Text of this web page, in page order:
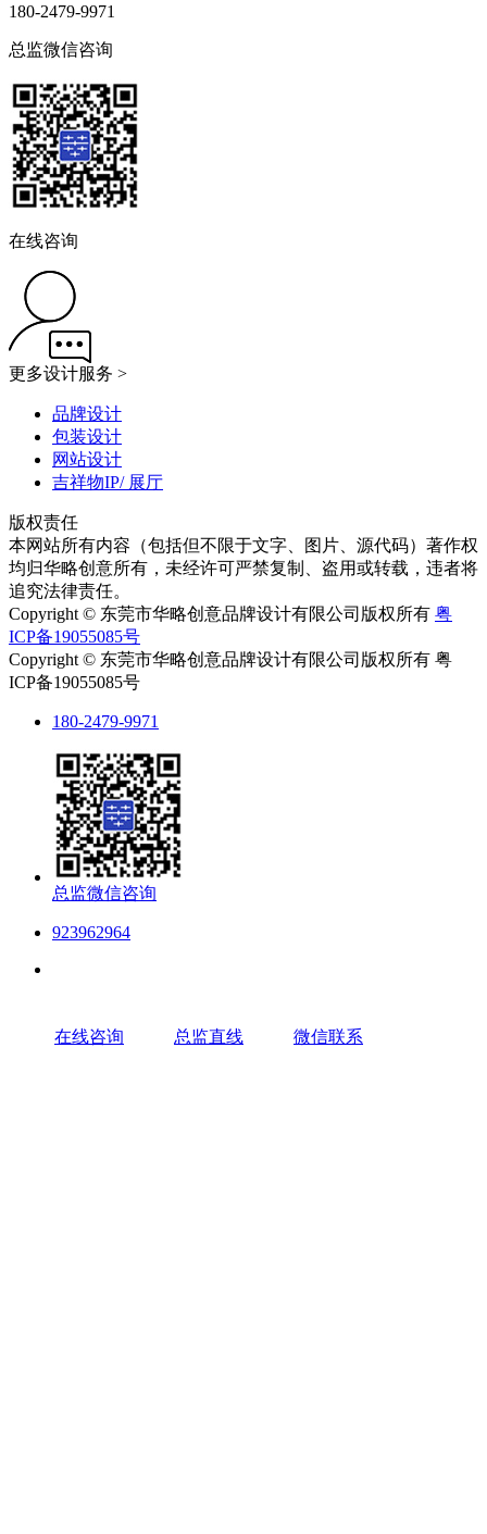
180-2479-9971
总监微信咨询
在线咨询
更多设计服务 >
品牌设计
包装设计
网站设计
吉祥物IP/ 展厅
版权责任
本网站所有内容（包括但不限于文字、图片、源代码）著作权
均归华略创意所有，未经许可严禁复制、盗用或转载，违者将
追究法律责任。
Copyright © 东莞市华略创意品牌设计有限公司版权所有 粤
ICP备19055085号
Copyright © 东莞市华略创意品牌设计有限公司版权所有 粤
ICP备19055085号
180-2479-9971
总监微信咨询
923962964
在线咨询 总监直线 微信联系